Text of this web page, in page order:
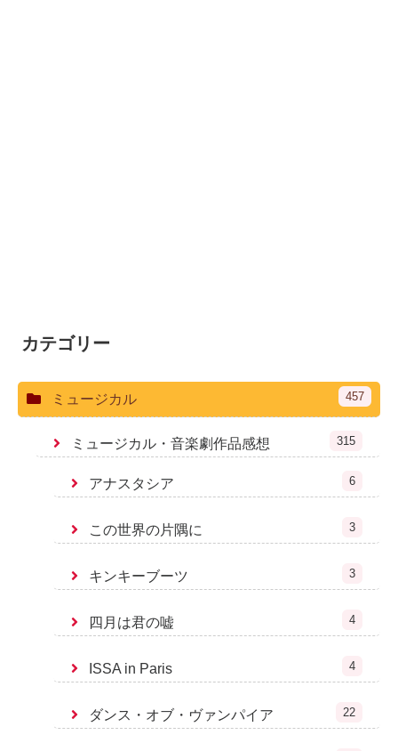
カテゴリー
ミュージカル 457
ミュージカル・音楽劇作品感想 315
アナスタシア 6
この世界の片隅に 3
キンキーブーツ 3
四月は君の嘘 4
ISSA in Paris 4
ダンス・オブ・ヴァンパイア 22